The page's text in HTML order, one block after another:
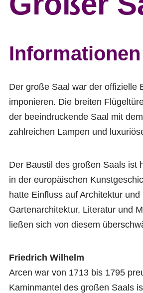
Der große Saal war der offizielle
imponieren. Die breiten
der beeindruckende Saal mit
zahlreichen Lampen und
Der Baustil des großen Saals ist
in der europäischen
hatte Einfluss auf Architektur
Gartenarchitektur, Literatur und
ließen sich von diesem
Friedrich Wilhelm
Arcen war von 1713 bis 1795
Kaminmantel des großen Saals